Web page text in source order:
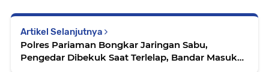
Artikel Selanjutnya
Polres Pariaman Bongkar Jaringan Sabu,
Pengedar Dibekuk Saat Terlelap, Bandar Masuk